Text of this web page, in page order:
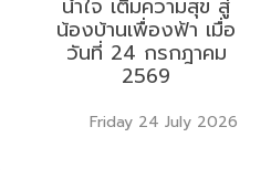
น้ำใจ เติมความสุข สู่
น้องบ้านเพื่องฟ้า เมื่อ
วันที่ 24 กรกฎาคม
2569
Friday 24 July 2026